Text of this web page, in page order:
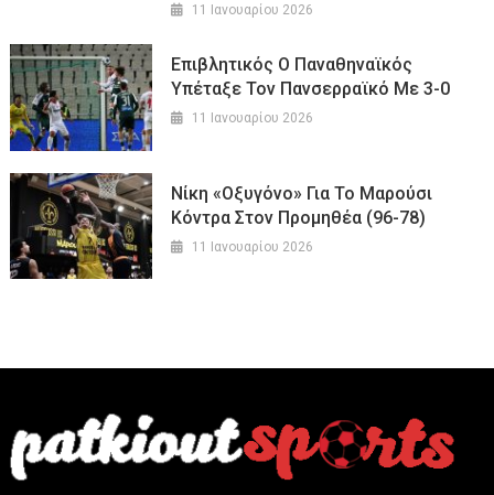
11 Ιανουαρίου 2026
Επιβλητικός Ο Παναθηναϊκός
Υπέταξε Τον Πανσερραϊκό Με 3-0
11 Ιανουαρίου 2026
Νίκη «οξυγόνο» Για Το Μαρούσι
Κόντρα Στον Προμηθέα (96-78)
11 Ιανουαρίου 2026